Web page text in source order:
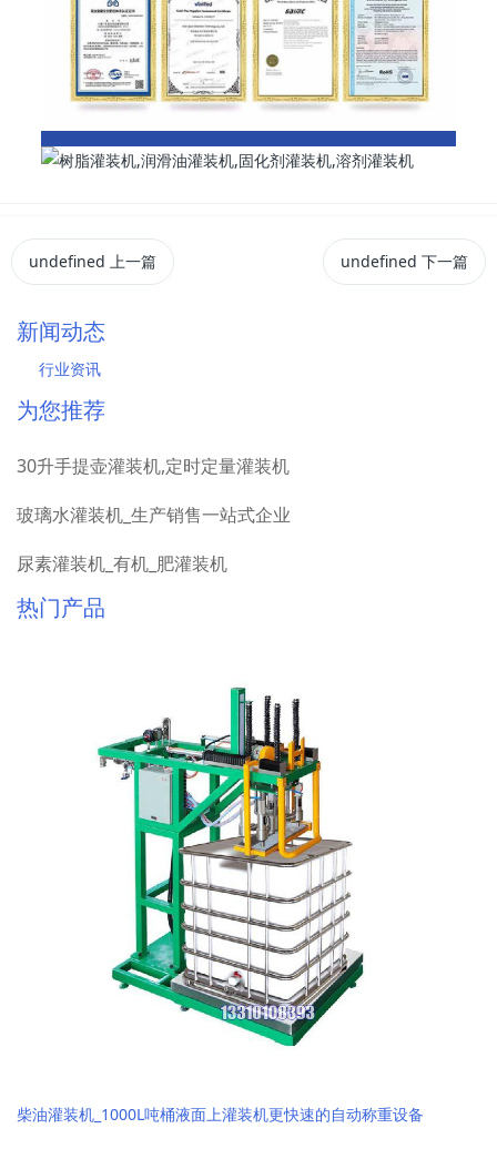
undefined 上一篇 undefined 下一篇
新闻动态
行业资讯
为您推荐
30升手提壶灌装机,定时定量灌装机
玻璃水灌装机_生产销售一站式企业
尿素灌装机_有机_肥灌装机
热门产品
柴油灌装机_1000L吨桶液面上灌装机更快速的自动称重设备